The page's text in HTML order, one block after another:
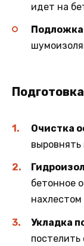
идет на
Подложка
Очистка
выровнять
бетонное
нахлестом
Укладка